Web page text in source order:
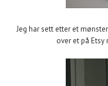
Jeg har sett etter et
over et på Etsy